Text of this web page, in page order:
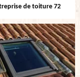
de toiture 72